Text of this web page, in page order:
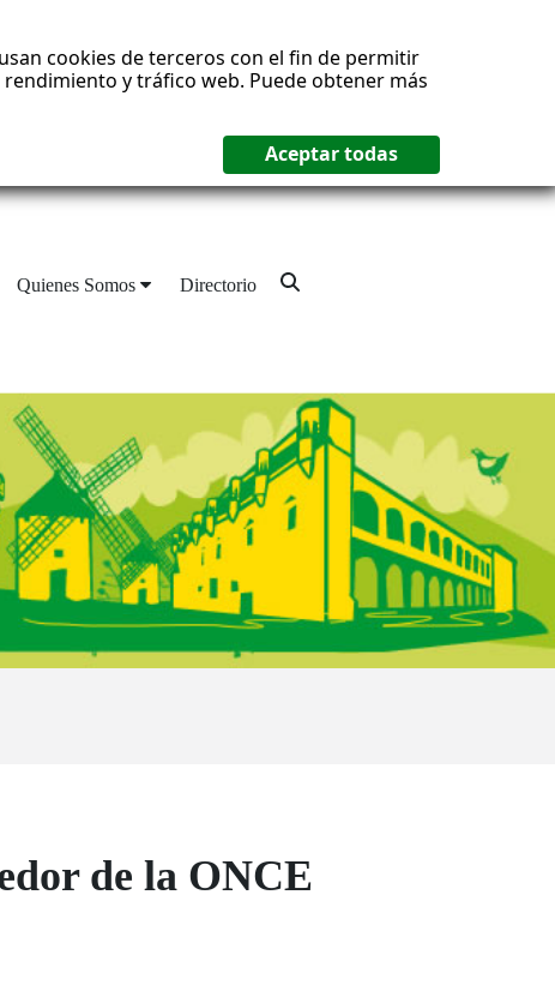
cookies de terceros con el fin de permitir
y tráfico web. Puede obtener más
Quienes Somos Directorio
de la ONCE